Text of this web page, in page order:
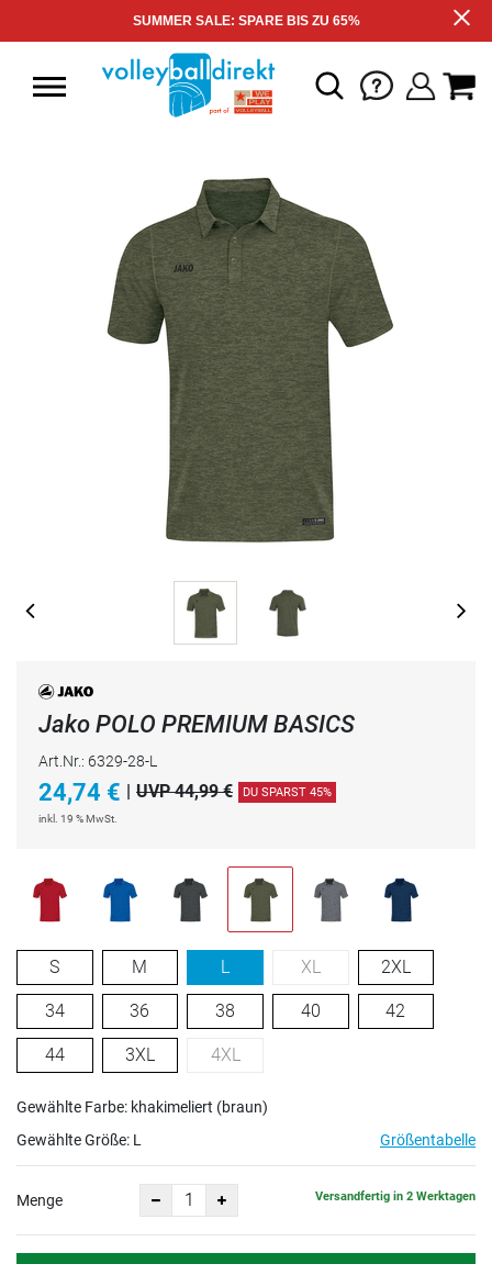
SUMMER SALE: SPARE BIS ZU 65%
Jako POLO PREMIUM BASICS
Art.Nr.: 6329-28-L
24,74 € UVP 44,99 € DU SPARST 45%
inkl. 19 % MwSt.
S M L XL 2XL
34 36 38 40 42
44 3XL 4XL
Gewählte Farbe: khakimeliert (braun)
Gewählte Größe: L Größentabelle
Menge Versandfertig in 2 Werktagen